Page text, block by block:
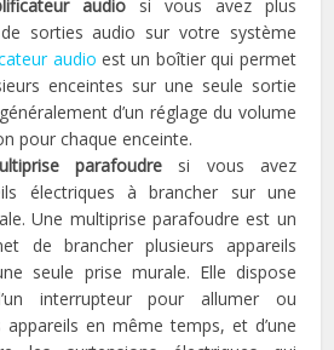
audio si vous avez plus
de sorties audio sur votre système
audio est un boîtier qui permet
enceintes sur une seule sortie
d’un réglage du volume
pour chaque enceinte.
parafoudre si vous avez
électriques à brancher sur une
Une multiprise parafoudre est un
de brancher plusieurs appareils
seule prise murale. Elle dispose
interrupteur pour allumer ou
en même temps, et d’une